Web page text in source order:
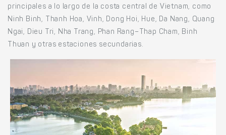
principales a lo largo de la costa central de Vietnam, como
Ninh Binh, Thanh Hoa, Vinh, Dong Hoi, Hue, Da Nang, Quang
Ngai, Dieu Tri, Nha Trang, Phan Rang–Thap Cham, Binh
Thuan y otras estaciones secundarias.